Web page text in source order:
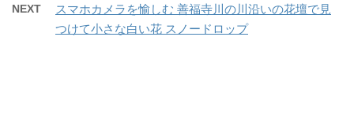
NEXT
スマホカメラを愉しむ 善福寺川の川沿いの花壇で見
つけて小さな白い花 スノードロップ